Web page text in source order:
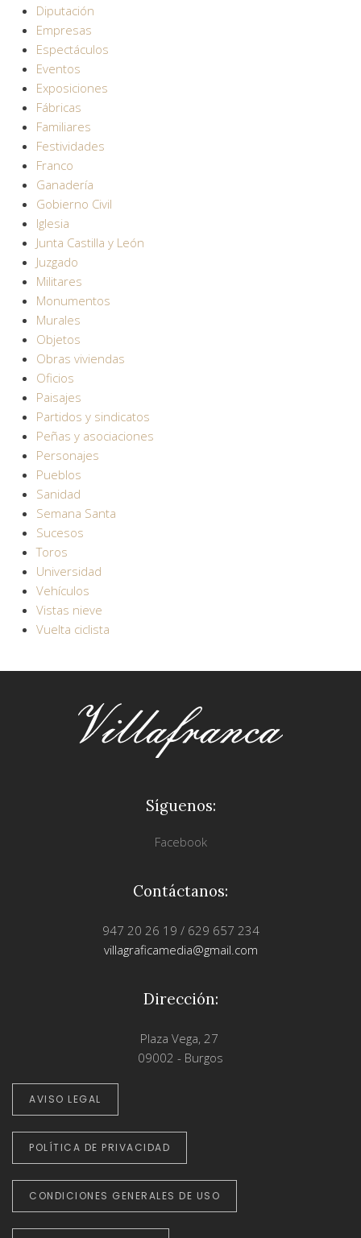
Diputación
Empresas
Espectáculos
Eventos
Exposiciones
Fábricas
Familiares
Festividades
Franco
Ganadería
Gobierno Civil
Iglesia
Junta Castilla y León
Juzgado
Militares
Monumentos
Murales
Objetos
Obras viviendas
Oficios
Paisajes
Partidos y sindicatos
Peñas y asociaciones
Personajes
Pueblos
Sanidad
Semana Santa
Sucesos
Toros
Universidad
Vehículos
Vistas nieve
Vuelta ciclista
Síguenos:
Facebook
Contáctanos:
947 20 26 19 / 629 657 234
villagraficamedia@gmail.com
Dirección:
Plaza Vega, 27
09002 - Burgos
AVISO LEGAL
POLÍTICA DE PRIVACIDAD
CONDICIONES GENERALES DE USO